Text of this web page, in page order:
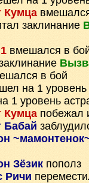
Кумца
заклинание
вмешался в
в бой
на 1 уровень
1 уровень
Кумцапобежал
Бабай
Зёзик пополз
Ричи